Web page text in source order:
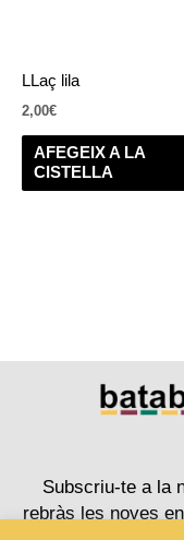
LLaç lila
2,00€
AFEGEIX A LA
CISTELLA
Subscriu-te a la
rebràs les noves